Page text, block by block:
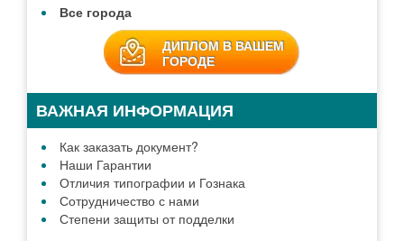
Все города
ДИПЛОМ В ВАШЕМ
ГОРОДЕ
ВАЖНАЯ ИНФОРМАЦИЯ
Как заказать документ?
Наши Гарантии
Отличия типографии и Гознака
Сотрудничество с нами
Степени защиты от подделки